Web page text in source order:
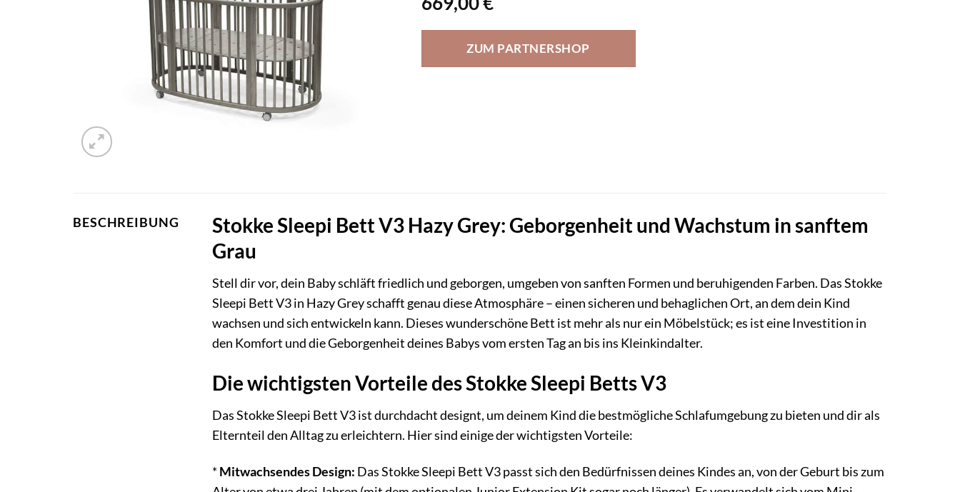
ZUM PARTNERSHOP
BESCHREIBUNG
Stokke Sleepi Bett V3 Hazy Grey: Geborgenheit und Wachstum in sanftem
Grau
Stell dir vor, dein Baby schläft friedlich und geborgen, umgeben von sanften Formen und beruhigenden Farben. Das Stokke
Sleepi Bett V3 in Hazy Grey schafft genau diese Atmosphäre – einen sicheren und behaglichen Ort, an dem dein Kind
wachsen und sich entwickeln kann. Dieses wunderschöne Bett ist mehr als nur ein Möbelstück; es ist eine Investition in
den Komfort und die Geborgenheit deines Babys vom ersten Tag an bis ins Kleinkindalter.
Die wichtigsten Vorteile des Stokke Sleepi Betts V3
Das Stokke Sleepi Bett V3 ist durchdacht designt, um deinem Kind die bestmögliche Schlafumgebung zu bieten und dir als
Elternteil den Alltag zu erleichtern. Hier sind einige der wichtigsten Vorteile:
*Mitwachsendes Design: Das Stokke Sleepi Bett V3 passt sich den Bedürfnissen deines Kindes an, von der Geburt bis zum